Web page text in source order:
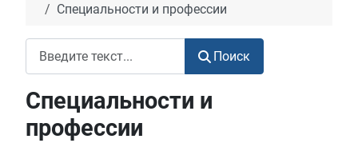
Специальности и профессии
Поиск
Специальности и
профессии